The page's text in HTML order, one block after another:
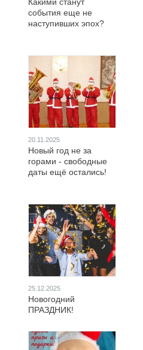
события еще не
наступивших эпох?
20.11.2025
Новый год не за
горами - свободные
даты ещё остались!
25.12.2025
Новогодний
ПРАЗДНИК!